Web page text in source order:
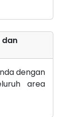
dan
dengan
area